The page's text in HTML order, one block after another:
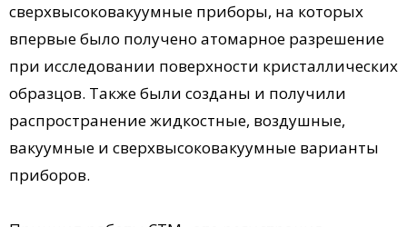
сверхвысоковакуумные приборы, на которых
впервые было получено атомарное разрешение
при исследовании поверхности кристаллических
образцов. Также были созданы и получили
распространение жидкостные, воздушные,
вакуумные и сверхвысоковакуумные варианты
приборов.